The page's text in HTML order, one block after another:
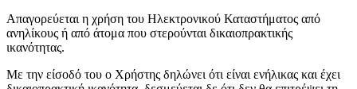
Απαγορεύεται η χρήση του Ηλεκτρονικού Καταστήματος από
ανηλίκους ή από άτομα που στερούνται δικαιοπρακτικής
ικανότητας.
Με την είσοδό του ο Χρήστης δηλώνει ότι είναι ενήλικας και έχει